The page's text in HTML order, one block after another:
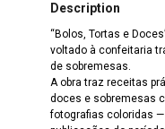
Description
“Bolos, Tortas e
voltado à confeitaria
de sobremesas.
A obra traz receitas
doces e sobremesas
fotografias coloridas